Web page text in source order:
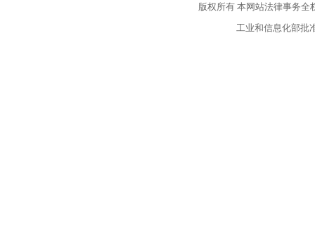
版权所有本网站法律事务全
工业和信息化部批